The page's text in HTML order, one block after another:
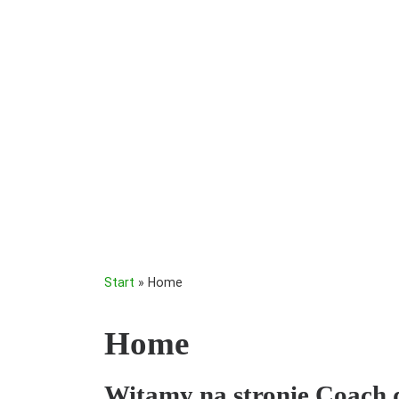
Start » Home
Home